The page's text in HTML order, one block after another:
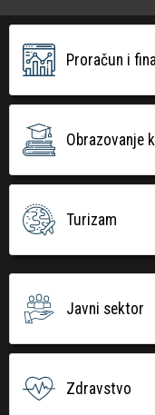
Proračun i
Obrazovanje
Turizam
Javni sektor
Zdravstvo